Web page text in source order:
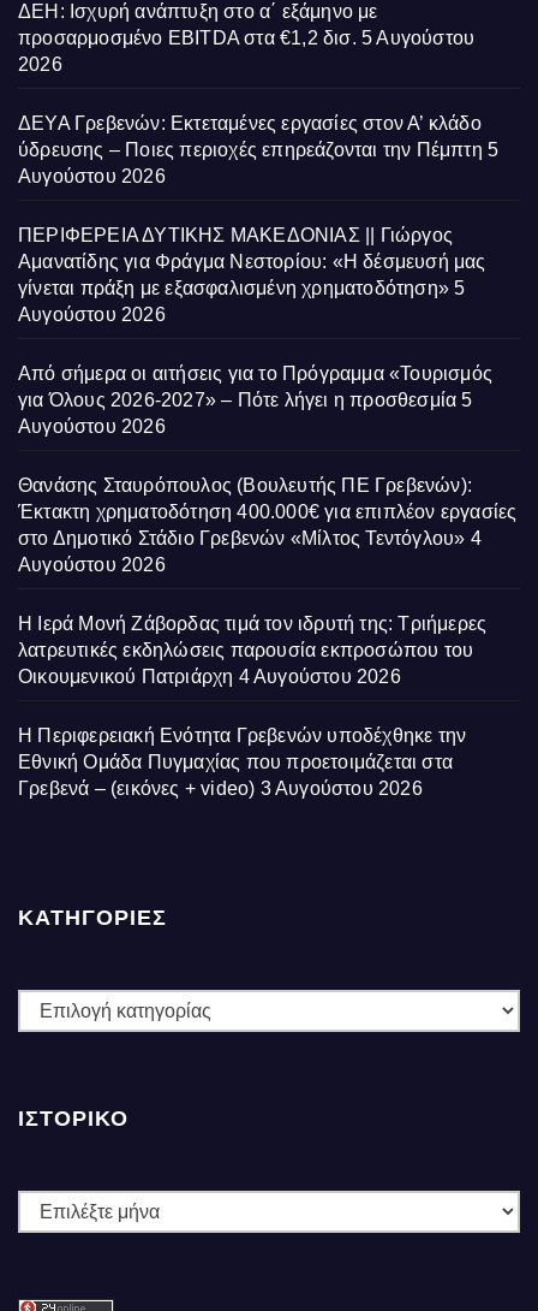
ΔΕΗ: Ισχυρή ανάπτυξη στο α΄ εξάμηνο με
προσαρμοσμένο EBITDA στα €1,2 δισ. 5 Αυγούστου
2026
ΔΕΥΑ Γρεβενών: Εκτεταμένες εργασίες στον Α’ κλάδο
ύδρευσης – Ποιες περιοχές επηρεάζονται την Πέμπτη 5
Αυγούστου 2026
ΠΕΡΙΦΕΡΕΙΑ ΔΥΤΙΚΗΣ ΜΑΚΕΔΟΝΙΑΣ || Γιώργος
Αμανατίδης για Φράγμα Νεστορίου: «Η δέσμευσή μας
γίνεται πράξη με εξασφαλισμένη χρηματοδότηση» 5
Αυγούστου 2026
Από σήμερα οι αιτήσεις για το Πρόγραμμα «Τουρισμός
για Όλους 2026-2027» – Πότε λήγει η προσθεσμία 5
Αυγούστου 2026
Θανάσης Σταυρόπουλος (Βουλευτής ΠΕ Γρεβενών):
Έκτακτη χρηματοδότηση 400.000€ για επιπλέον εργασίες
στο Δημοτικό Στάδιο Γρεβενών «Μίλτος Τεντόγλου» 4
Αυγούστου 2026
Η Ιερά Μονή Ζάβορδας τιμά τον ιδρυτή της: Τριήμερες
λατρευτικές εκδηλώσεις παρουσία εκπροσώπου του
Οικουμενικού Πατριάρχη 4 Αυγούστου 2026
Η Περιφερειακή Ενότητα Γρεβενών υποδέχθηκε την
Εθνική Ομάδα Πυγμαχίας που προετοιμάζεται στα
Γρεβενά – (εικόνες + video) 3 Αυγούστου 2026
ΚΑΤΗΓΟΡΙΕΣ
ΚΑΤΗΓΟΡΙΕΣ
ΙΣΤΟΡΙΚΌ
Ιστορικό